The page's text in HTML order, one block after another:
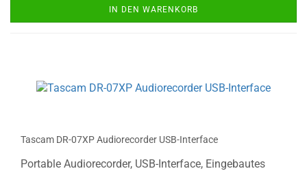
IN DEN WARENKORB
Tascam DR-07XP Audiorecorder USB-Interface
Portable Audiorecorder, USB-Interface, Eingebautes